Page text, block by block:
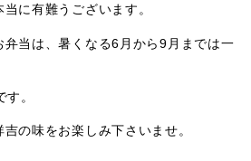
に有難うございます。
当は、暑くなる6月から9月までは一
。
の味をお楽しみ下さいませ。